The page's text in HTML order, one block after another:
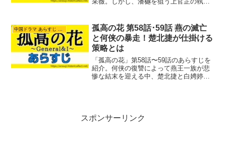
た転落死事件。姿を変えられた采薇が、
新たな禾陽県令となった潘樾の前に立ち
はだかる怒涛の展開に注目です。
孤高の花 第58話･59話 燕の滅亡
と何侠の暴走！楚北捷が仕掛ける
策略とは
「孤高の花」第58話〜59話のあらすじを
紹介。何侠の復讐によって燕王一族が悲
惨な結末を迎える中、楚北捷と白娉婷は
逆転のドラマから目が離せません。
スポンサーリンク